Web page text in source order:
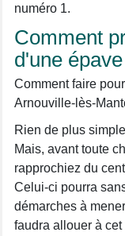
numéro 1.
Comment
d'une
Comment faire
Arnouville-lès-
Rien de plus
Mais, avant toute
rapprochiez du
Celui-ci pourra
démarches à
faudra allouer à